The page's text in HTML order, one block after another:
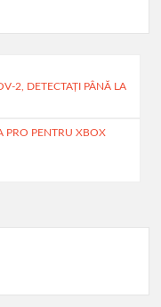
2, DETECTAŢI PÂNĂ LA
PRO PENTRU XBOX